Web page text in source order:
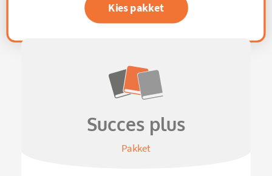
Kies pakket
Succes plus
Pakket